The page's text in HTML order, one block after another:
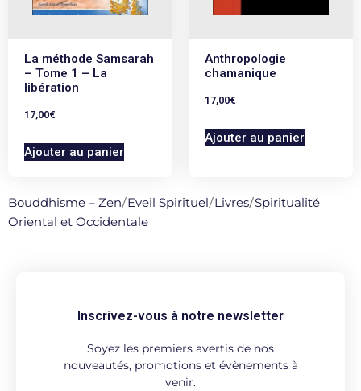
La méthode Samsarah
– Tome 1 – La
libération
17,00€
Ajouter au panier
Anthropologie
chamanique
17,00€
Ajouter au panier
Bouddhisme – Zen/Eveil Spirituel/Livres/Spiritualité
Oriental et Occidentale
Inscrivez-vous à notre newsletter
Soyez les premiers avertis de nos
nouveautés, promotions et évènements à
venir.